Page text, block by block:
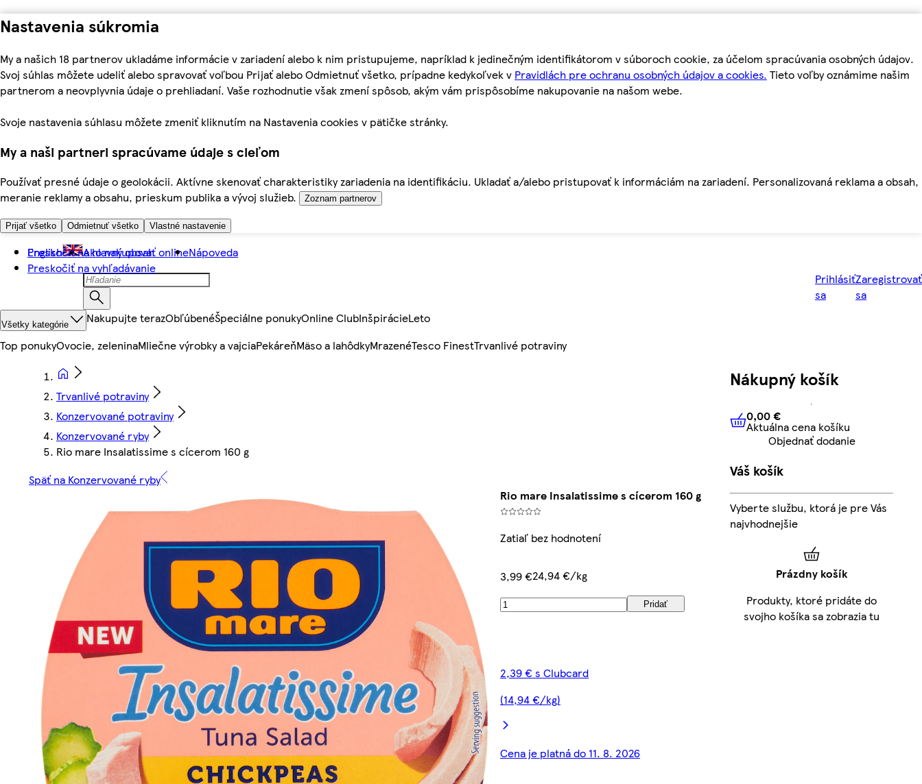
Nastavenia súkromia
My a našich 18 partnerov ukladáme informácie v zariadení alebo k nim pristupujeme, napríklad k jedinečným identifikátorom v súboroch cookie, za účelom spracúvania osobných údajov.
Svoj súhlas môžete udeliť alebo spravovať voľbou Prijať alebo Odmietnuť všetko, prípadne kedykoľvek v Pravidlách pre ochranu osobných údajov a cookies. Tieto voľby oznámime našim
partnerom a neovplyvnia údaje o prehliadaní. Vaše rozhodnutie však zmení spôsob, akým vám prispôsobíme nakupovanie na našom webe.
Svoje nastavenia súhlasu môžete zmeniť kliknutím na Nastavenia cookies v pätičke stránky.
My a naši partneri spracúvame údaje s cieľom
Používať presné údaje o geolokácii. Aktívne skenovať charakteristiky zariadenia na identifikáciu. Ukladať a/alebo pristupovať k informáciám na zariadení. Personalizovaná reklama a obsah,
meranie reklamy a obsahu, prieskum publika a vývoj služieb.
Zoznam partnerov
Prijať všetko Odmietnuť všetko Vlastné nastavenie
Preskočiť na hlavný obsah
Preskočiť na vyhľadávanie
English Ako nakupovať onlineNápoveda
Prihlásiť
sa
Zaregistrovať
sa
Všetky kategórie Nakupujte terazObľúbenéŠpeciálne ponukyOnline ClubInšpirácieLeto
Top ponukyOvocie, zeleninaMliečne výrobky a vajciaPekáreňMäso a lahôdkyMrazenéTesco FinestTrvanlivé potraviny
Trvanlivé potraviny
Konzervované potraviny
Konzervované ryby
Rio mare Insalatissime s cícerom 160 g
Späť na Konzervované ryby
Rio mare Insalatissime s cícerom 160 g
Zatiaľ bez hodnotení
3,99 €24,94 €/kg
Pridať
2,39 € s Clubcard
(14,94 €/kg)
Cena je platná do 11. 8. 2026
Nákupný košík
0,00 € Aktuálna cena košíku
0,00 €
Aktuálna cena košíku
Objednať dodanie
Váš košík
Vyberte službu, ktorá je pre Vás
najvhodnejšie
Prázdny košík
Produkty, ktoré pridáte do
svojho košíka sa zobrazia tu